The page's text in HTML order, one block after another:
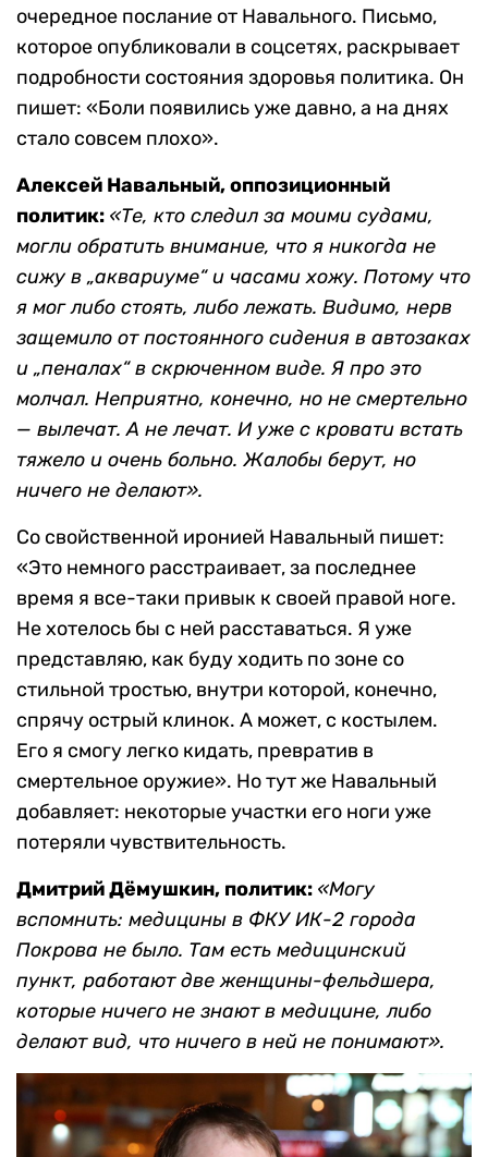
очередное послание от Навального. Письмо,
которое опубликовали в соцсетях, раскрывает
подробности состояния здоровья политика. Он
пишет: «Боли появились уже давно, а на днях
стало совсем плохо».
Алексей Навальный, оппозиционный
политик: «Те, кто следил за моими судами,
могли обратить внимание, что я никогда не
сижу в „аквариуме“ и часами хожу. Потому что
я мог либо стоять, либо лежать. Видимо, нерв
защемило от постоянного сидения в автозаках
и „пеналах“ в скрюченном виде. Я про это
молчал. Неприятно, конечно, но не смертельно
— вылечат. А не лечат. И уже с кровати встать
тяжело и очень больно. Жалобы берут, но
ничего не делают».
Со свойственной иронией Навальный пишет:
«Это немного расстраивает, за последнее
время я все-таки привык к своей правой ноге.
Не хотелось бы с ней расставаться. Я уже
представляю, как буду ходить по зоне со
стильной тростью, внутри которой, конечно,
спрячу острый клинок. А может, с костылем.
Его я смогу легко кидать, превратив в
смертельное оружие». Но тут же Навальный
добавляет: некоторые участки его ноги уже
потеряли чувствительность.
Дмитрий Дёмушкин, политик: «Могу
вспомнить: медицины в ФКУ ИК-2 города
Покрова не было. Там есть медицинский
пункт, работают две женщины-фельдшера,
которые ничего не знают в медицине, либо
делают вид, что ничего в ней не понимают».